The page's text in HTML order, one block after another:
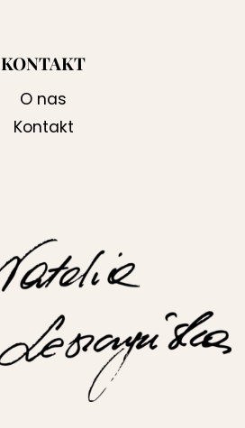
KONTAKT
O nas
Kontakt